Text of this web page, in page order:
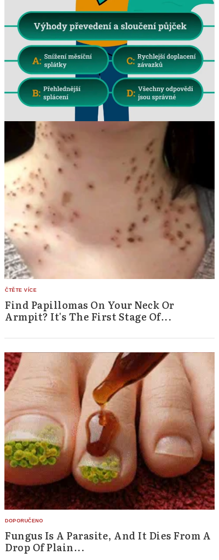
Find Papillomas On Your Neck Or
Armpit? It's The First Stage Of...
Fungus Is A Parasite, And It Dies From A
Drop Of Plain...